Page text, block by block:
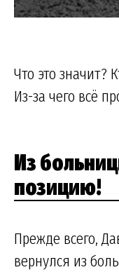
Что это значит?
Из-за чего всё
Из
позицию!
Прежде всего,
вернулся из